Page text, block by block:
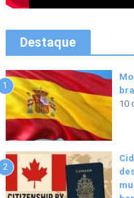
Destaque
1
10
2